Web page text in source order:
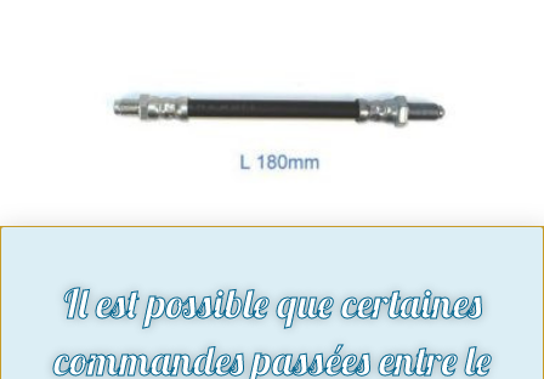
Flexible avant de répartiteur | Taunus
Il est possible que certaines
commandes passées entre le